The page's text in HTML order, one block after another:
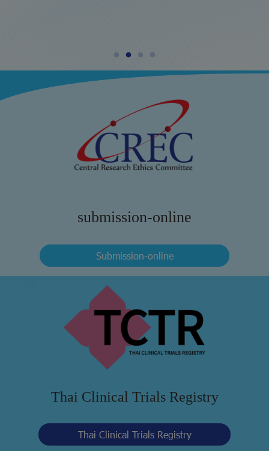
submission-online
Submission-online
Thai Clinical Trials Registry
Thai Clinical Trials Registry